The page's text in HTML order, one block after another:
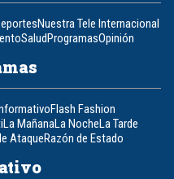
Nuestra Tele Internacional
SaludProgramasOpinión
Flash Fashion
La MañanaLa NocheLa Tarde
AtaqueRazón de Estado